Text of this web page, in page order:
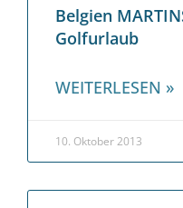
Belgien
Golfurlaub
WEITERLESEN »
10. Oktober 2013